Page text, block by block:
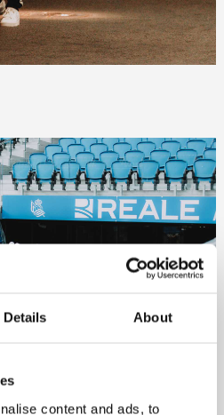
Details About
content and ads, to